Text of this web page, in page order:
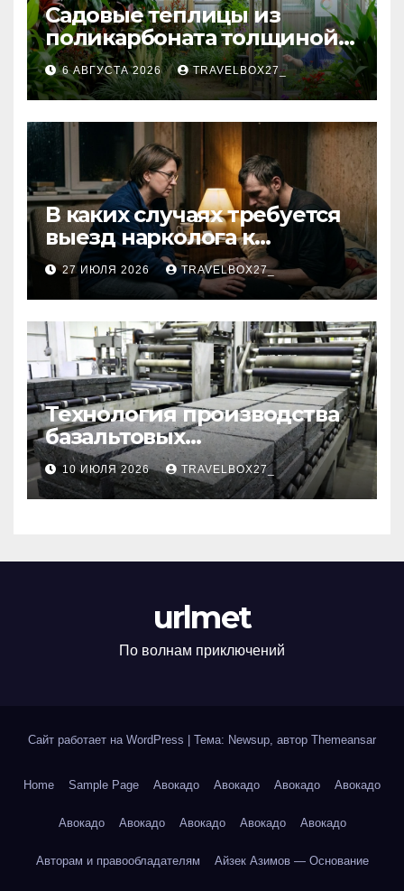
Садовые теплицы из
поликарбоната толщиной 4
и 6 мм
6 АВГУСТА 2026 TRAVELBOX27_
В каких случаях требуется
выезд нарколога к
пациенту
27 ИЮЛЯ 2026 TRAVELBOX27_
Технология производства
базальтовых
теплоизоляционных плит
по ГОСТ
10 ИЮЛЯ 2026 TRAVELBOX27_
urlmet
По волнам приключений
Сайт работает на WordPress Тема: Newsup, автор Themeansar
Home Sample Page Авокадо Авокадо Авокадо Авокадо
Авокадо Авокадо Авокадо Авокадо Авокадо
Авторам и правообладателям Айзек Азимов — Основание